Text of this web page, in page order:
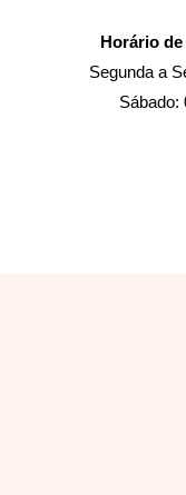
Horário
Segunda a
Sábado: